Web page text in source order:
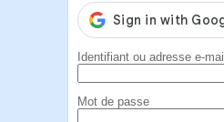
Identifiant ou adresse e-mail
Mot de passe